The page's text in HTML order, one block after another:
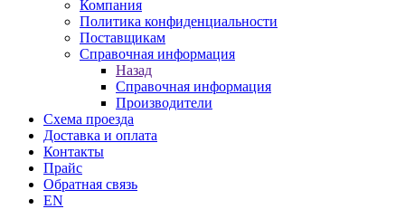
Компания
Политика конфиденциальности
Поставщикам
Справочная информация
Назад
Справочная информация
Производители
Схема проезда
Доставка и оплата
Контакты
Прайс
Обратная связь
EN